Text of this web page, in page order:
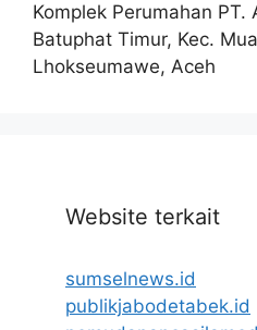
Komplek Perumahan PT.
Batuphat Timur, Kec.
Lhokseumawe, Aceh
Website terkait
sumselnews.id
publikjabodetabek.id